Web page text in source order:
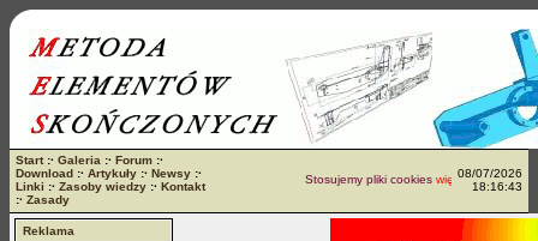
Start:· Galeria :· Forum :·
Download :· Artykuły :· Newsy :·
Linki :· Zasoby wiedzy :· Kontakt
:· Zasady
Stosujemy pliki cookieswięcej...08/07/2026
18:16:43
Reklama